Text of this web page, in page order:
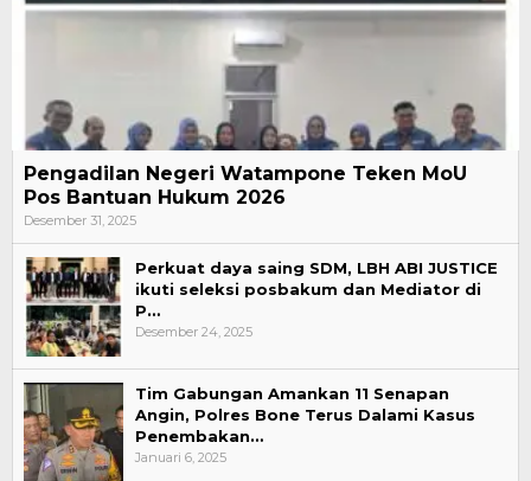
Pengadilan Negeri Watampone Teken MoU
Pos Bantuan Hukum 2026
Desember 31, 2025
Perkuat daya saing SDM, LBH ABI JUSTICE
ikuti seleksi posbakum dan Mediator di
P…
Desember 24, 2025
Tim Gabungan Amankan 11 Senapan
Angin, Polres Bone Terus Dalami Kasus
Penembakan…
Januari 6, 2025